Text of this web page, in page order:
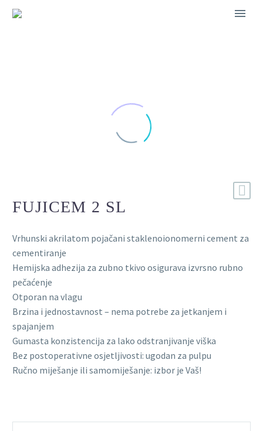
FUJICEM 2 SL
Vrhunski akrilatom pojačani staklenoionomerni cement za
cementiranje
Hemijska adhezija za zubno tkivo osigurava izvrsno rubno
pečaćenje
Otporan na vlagu
Brzina i jednostavnost – nema potrebe za jetkanjem i
spajanjem
Gumasta konzistencija za lako odstranjivanje viška
Bez postoperativne osjetljivosti: ugodan za pulpu
Ručno miješanje ili samomiješanje: izbor je Vaš!